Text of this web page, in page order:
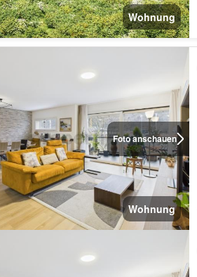
Wohnung
Foto anschauen
Wohnung